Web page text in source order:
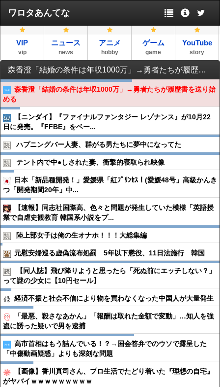
ワロタあんてな
VIP
vip
ニュース
news
アニメ
hobby
ゲーム
game
YouTube
story
森香澄「結婚の条件は年収1000万」→勇者たちが履歴書を送り始める
森香澄「結婚の条件は年収1000万」→勇者たちが履歴書を送り始
める
【ニンダイ】『ファイナルファンタジー レゾナンス』が10月22
日に発売。『FFBE』をベー...
ハプニングバー人妻、群がる男たちに夢中になってた
テント内で中●︎しされた妻、衝撃的寝取られ映像
日本「新品種開発！」愛媛県「紅ﾌﾟﾘﾝｾｽ！(愛媛48号」高級かんき
つ「開発期間20年」中...
【速報】同志社国際高、色々と問題が発生していた模様「英語授
業で自虐史観教育 韓国系小説をプ...
陸上部女子は俺の生オナホ！！！大総集編
元慰安婦巡る虚偽流布処罰 5年以下懲役、11日法施行 韓国
【同人誌】飛び降りようと思ったら「死ぬ前にエッチしない？」
って謎の少女に【10円セール】
経済不振と社会不信により物を買わなくなった中国人が大量発生
「最悪、殺さなあかん」「報酬は取れた金額で変動」…知人を強
盗に誘った疑いで男を逮捕
高市首相はもう詰んでいる！？→国会答弁でのウソで露呈した
「中傷動画疑惑」よりも深刻な問題
【画像】香川真司さん、プロ生活でたどり着いた『理想の自宅』
がヤバイｗｗｗｗｗｗｗｗｗ